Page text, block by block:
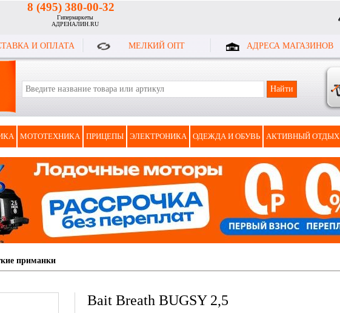
8 (495) 380-00-32
Гипермаркеты
АДРЕНАЛИН.RU
И ОПЛАТА МЕЛКИЙ ОПТ АДРЕСА МАГАЗИНОВ
МОТОТЕХНИКА ПРИЦЕПЫ ЭЛЕКТРОНИКА ОДЕЖДА И ОБУВЬ АКТИВНЫЙ ОТДЫХ
приманки
Bait Breath BUGSY 2,5